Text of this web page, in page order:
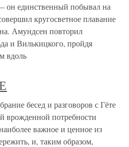
единственный побывал на
кругосветное плавание
Амундсен повторил
и Вилькицкого, пройдя
вдоль
бесед и разговоров с Гёте
врожденной потребности
важное и ценное из
и, таким образом,